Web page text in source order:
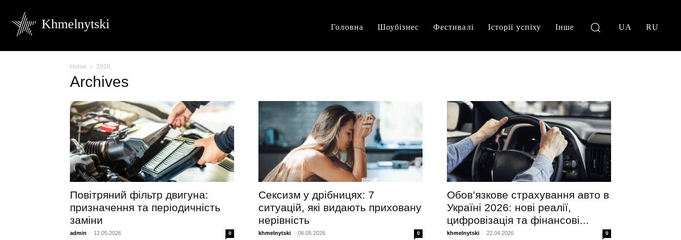
Khmelnytski Головна Шоубізнес Фестивалі Історії успіху Інше UA RU
Home 2026
Archives
Повітряний фільтр двигуна:
призначення та періодичність
заміни
admin - 12.05.2026 0
Сексизм у дрібницях: 7
ситуацій, які видають приховану
нерівність
khmelnytski - 06.05.2026 0
Обов’язкове страхування авто в
Україні 2026: нові реалії,
цифровізація та фінансові...
khmelnytski - 22.04.2026 0